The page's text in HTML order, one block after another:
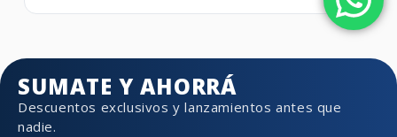
SUMATE Y AHORRÁ
Descuentos exclusivos y lanzamientos antes que
nadie.